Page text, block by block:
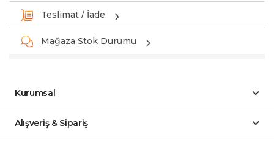
Teslimat / İade
Mağaza Stok Durumu
Kurumsal
Alışveriş & Sipariş